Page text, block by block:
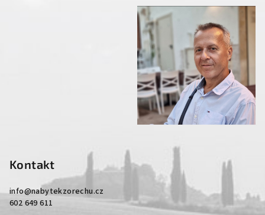
Kontakt
info@nabytekzorechu.cz
602 649 611